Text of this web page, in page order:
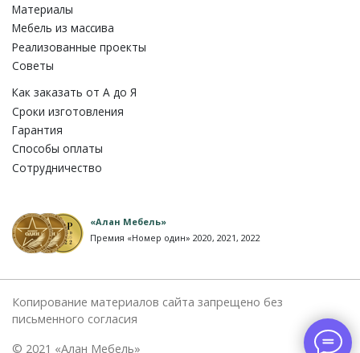
Материалы
Мебель из массива
Реализованные проекты
Советы
Как заказать от A до Я
Сроки изготовления
Гарантия
Способы оплаты
Сотрудничество
«Алан Мебель»
Премия «Номер один» 2020, 2021, 2022
Копирование материалов сайта запрещено без
письменного согласия
© 2021 «Алан Мебель»